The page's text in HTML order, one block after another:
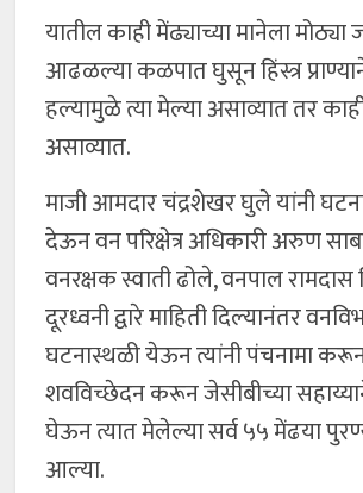
यातील काही मेंढ्याच्या मानेला
आढळल्या कळपात घुसून हिंस्त्र
हल्यामुळे त्या मेल्या असाव्यात तर
असाव्यात.
माजी आमदार चंद्रशेखर घुले यांनी
देऊन वन परिक्षेत्र अधिकारी अरुण
वनरक्षक स्वाती ढोले, वनपाल रामदास
दूरध्वनी द्वारे माहिती दिल्यानंतर
घटनास्थळी येऊन त्यांनी पंचनामा
शवविच्छेदन करून जेसीबीच्या
घेऊन त्यात मेलेल्या सर्व ५५ मेंढया
आल्या.